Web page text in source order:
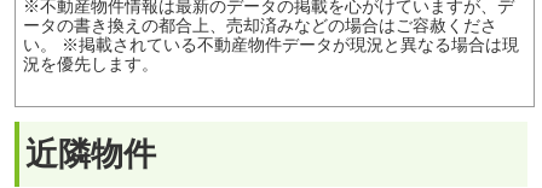
北信地域 東信地域 中南信地域
新築サイトはこちら